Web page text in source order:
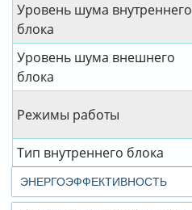
Уровень шума внутреннего
блока
Уровень шума внешнего
блока
Режимы работы
Тип внутреннего блока
ЭНЕРГОЭФФЕКТИВНОСТЬ